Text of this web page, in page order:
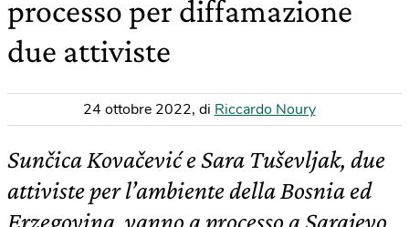
processo per diffamazione
due attiviste
24 ottobre 2022, di Riccardo Noury
Sunčica Kovačević e Sara Tuševljak, due
attiviste per l’ambiente della Bosnia ed
Erzegovina, vanno a processo a Sarajevo